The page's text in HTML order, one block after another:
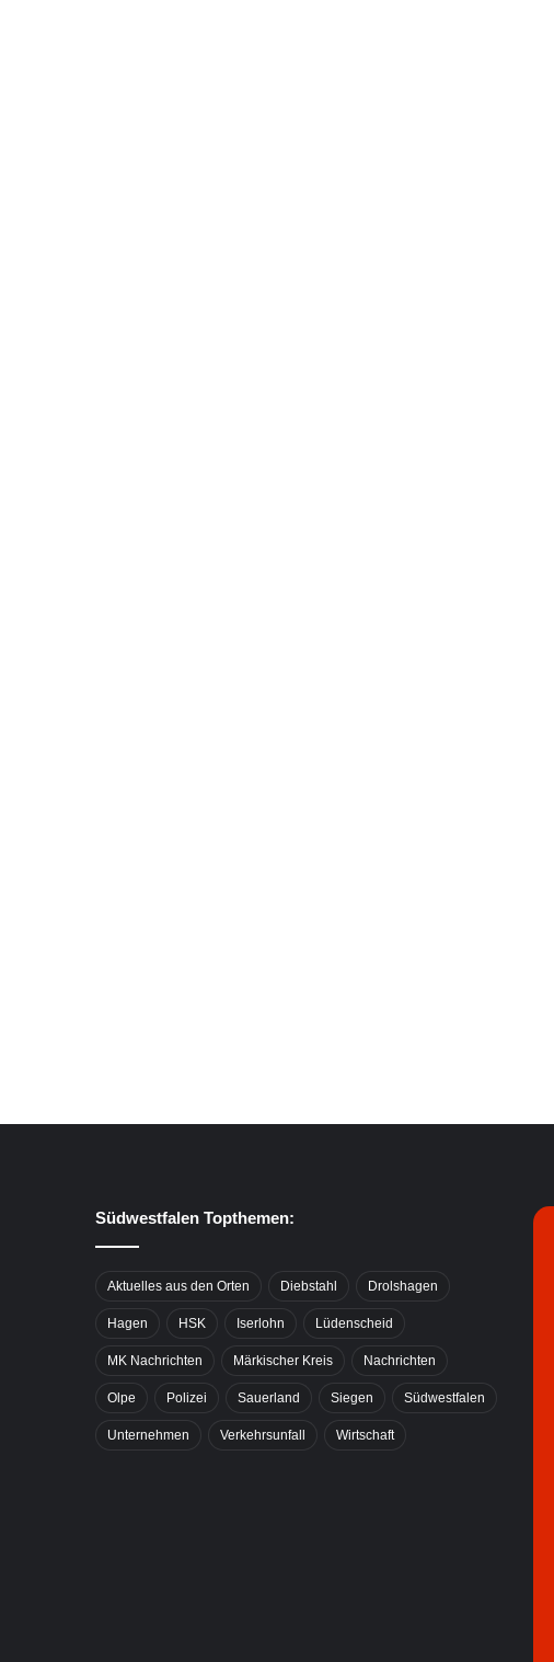
Südwestfalen Topthemen:
Aktuelles aus den Orten Diebstahl Drolshagen
Hagen HSK Iserlohn Lüdenscheid
MK Nachrichten Märkischer Kreis Nachrichten
Olpe Polizei Sauerland Siegen Südwestfalen
Unternehmen Verkehrsunfall Wirtschaft